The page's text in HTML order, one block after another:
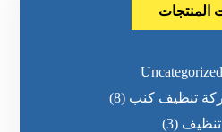
المنتجات
Uncategorized
تنظيف كنب (8)
تنظيف (3)